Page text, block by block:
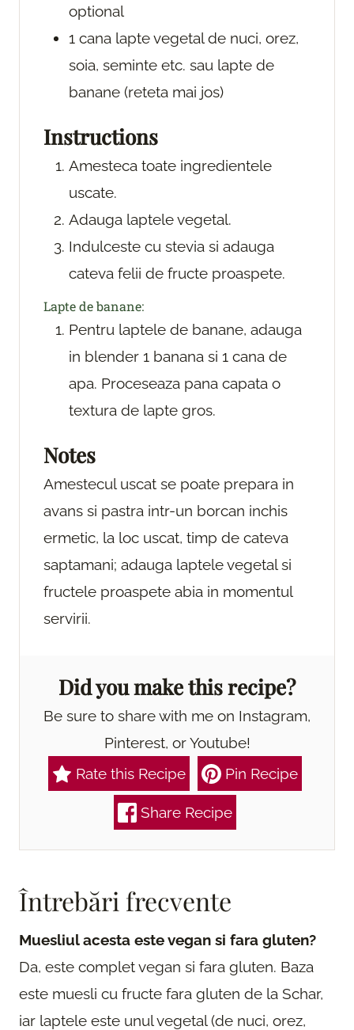
optional
1 cana lapte vegetal de nuci, orez,
soia, seminte etc. sau lapte de
banane (reteta mai jos)
Instructions
Amesteca toate ingredientele
uscate.
Adauga laptele vegetal.
Indulceste cu stevia si adauga
cateva felii de fructe proaspete.
Lapte de banane:
Pentru laptele de banane, adauga
in blender 1 banana si 1 cana de
apa. Proceseaza pana capata o
textura de lapte gros.
Notes
Amestecul uscat se poate prepara in
avans si pastra intr-un borcan inchis
ermetic, la loc uscat, timp de cateva
saptamani; adauga laptele vegetal si
fructele proaspete abia in momentul
servirii.
Did you make this recipe?
Be sure to share with me on Instagram,
Pinterest, or Youtube!
Rate this Recipe
Pin Recipe
Share Recipe
Întrebări frecvente
Muesliul acesta este vegan si fara gluten?
Da, este complet vegan si fara gluten. Baza
este muesli cu fructe fara gluten de la Schar,
iar laptele este unul vegetal (de nuci, orez,